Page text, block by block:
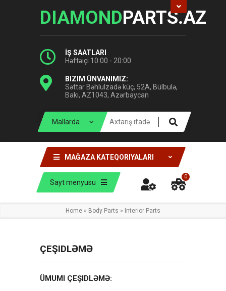
DIAMONDPARTS.AZ
İŞ SAATLARI
Həftəiçi 10:00 - 20:00
BIZIM ÜNVANIMIZ:
Səttar Bəhlulzadə küç, 52A, Bülbulə,
Bakı, AZ1043, Azərbaycan
MAĞAZA KATEQORIYALARI
Sayt menyusu
0
Home » Body Parts » Interior Parts
ÇEŞIDLƏMƏ
ÜMUMI ÇEŞIDLƏMƏ: